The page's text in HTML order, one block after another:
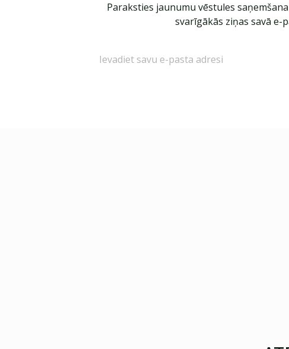
Paraksties jaunumu vēstules
svarīgākās ziņas savā e-